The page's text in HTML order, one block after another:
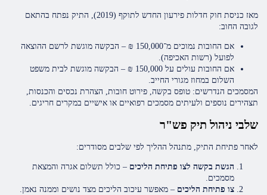
מאז כניסת חוק חדלות פירעון החדש לתוקף (2019), התיק נפתח בהתאם
לגובה החוב:
אם החובות נמוכים מ־150,000 ₪ – הבקשה מוגשת לרשם ההוצאה
לפועל (רשות האכיפה).
אם החובות עולים על 150,000 ₪ – הבקשה מוגשת לבית משפט
השלום במחוז מגורי החייב.
המסמכים הנדרשים: טופס בקשה, פירוט חובות, הצהרת נכסים והכנסות,
תצהירים נוספים ולעיתים מסמכים רפואיים או אישיים במקרים חריגים.
שלבי ניהול תיק פש"ר
לאחר פתיחת התיק, מתנהל ההליך לפי שלבים מסודרים:
הגשת בקשה לצו פתיחת הליכים – כולל תשלום אגרה והמצאת
מסמכים.
צו פתיחת הליכים – מאפשר עיכוב הליכים מצד נושים וממנה נאמן.